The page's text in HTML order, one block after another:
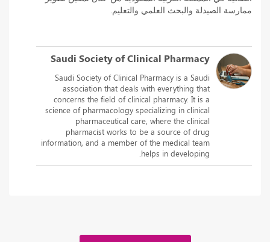
ممارسة الصيدلة والبحث العلمي والتعليم.
Saudi Society of Clinical Pharmacy
Saudi Society of Clinical Pharmacy is a Saudi
association that deals with everything that
concerns the field of clinical pharmacy. It is a
science of pharmacology specializing in clinical
pharmaceutical care, where the clinical
pharmacist works to be a source of drug
information, and a member of the medical team
helps in developing.